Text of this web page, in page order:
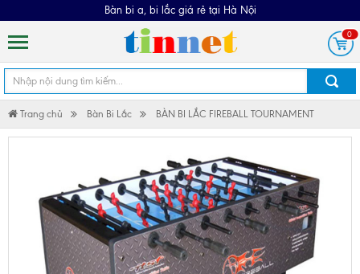
Bàn bi a, bi lắc giá rẻ tại Hà Nội
0
Trang chủ Bàn Bi Lắc BÀN BI LẮC FIREBALL TOURNAMENT